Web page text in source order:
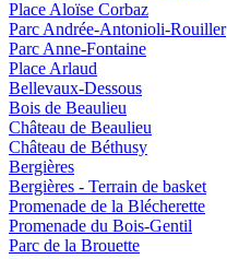
Place Aloïse Corbaz
Parc Andrée-Antonioli-Rouiller
Parc Anne-Fontaine
Place Arlaud
Bellevaux-Dessous
Bois de Beaulieu
Château de Beaulieu
Château de Béthusy
Bergières
Bergières - Terrain de basket
Promenade de la Blécherette
Promenade du Bois-Gentil
Parc de la Brouette